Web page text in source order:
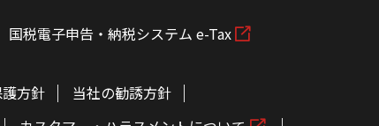
国税電子申告・納税システム e-Tax
方針
当社の勧誘方針